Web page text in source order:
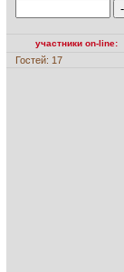
участники on-line:
Гостей: 17